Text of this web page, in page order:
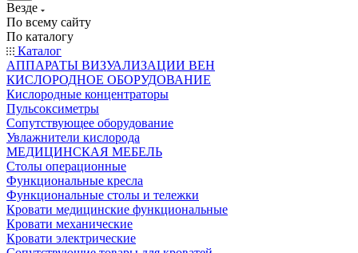
Везде
По всему сайту
По каталогу
Каталог
АППАРАТЫ ВИЗУАЛИЗАЦИИ ВЕН
КИСЛОРОДНОЕ ОБОРУДОВАНИЕ
Кислородные концентраторы
Пульсоксиметры
Сопутствующее оборудование
Увлажнители кислорода
МЕДИЦИНСКАЯ МЕБЕЛЬ
Столы операционные
Функциональные кресла
Функциональные столы и тележки
Кровати медицинские функциональные
Кровати механические
Кровати электрические